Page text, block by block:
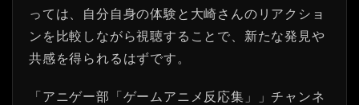
っては、自分自身の体験と大崎さんのリアクショ
ンを比較しながら視聴することで、新たな発見や
共感を得られるはずです。
「アニゲー部「ゲームアニメ反応集」」チャンネ